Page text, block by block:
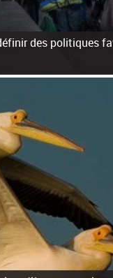
des politiques